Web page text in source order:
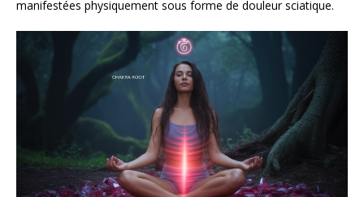
manifestées physiquement sous forme de douleur sciatique.